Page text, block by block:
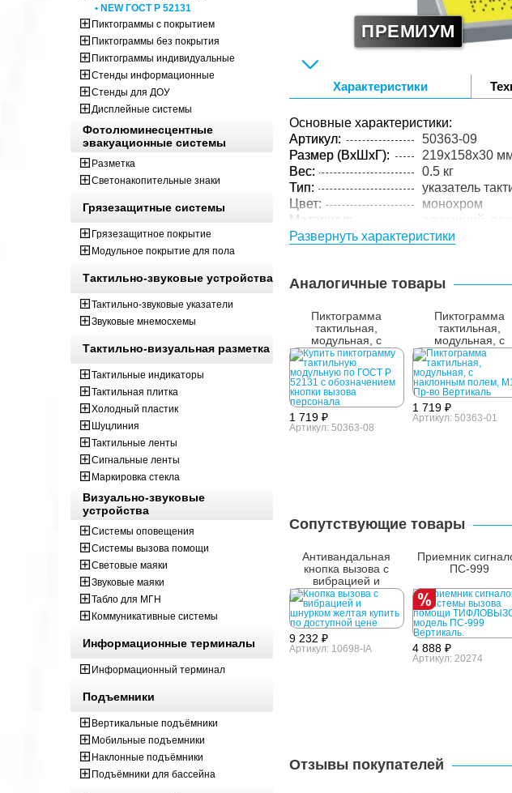
ПРЕМИУМ
Характеристики
Основные характеристики:
Артикул:
50363-09
Размер (ВxШxГ):
219x158x30
Вес:
0.5 кг
Тип:
указатель
Цвет:
монохром
Материал:
алюминий, пвх
Параметры упакованного товара:
Вес:
Кол-во изделий в
упаковке:
1 шт.
Развернуть характеристики
Аналогичные товары
Пиктограмма
тактильная,
модульная, с
наклонным полем,
М8
1 719 ₽
Артикул: 50363-08
Пиктограмма
тактильная,
модульная, с
наклонным
М1
1 719 ₽
Артикул: 50363-01
Сопутствующие товары
Антивандальная
кнопка вызова с
вибрацией и
шнурком желтая
9 232 ₽
Артикул: 10698-IA
Приемник
ПС-999
4 888 ₽
Артикул: 20274
Отзывы покупателей
• NEW ГОСТ Р 52131
Пиктограммы с покрытием
Пиктограммы без покрытия
Пиктограммы индивидуальные
Стенды информационные
Стенды для ДОУ
Дисплейные системы
Фотолюминесцентные
эвакуационные системы
Разметка
Светонакопительные знаки
Грязезащитные системы
Грязезащитное покрытие
Модульное покрытие для пола
Тактильно-звуковые устройства
Тактильно-звуковые указатели
Звуковые мнемосхемы
Тактильно-визуальная разметка
Тактильные индикаторы
Тактильная плитка
Холодный пластик
Шуцлиния
Тактильные ленты
Сигнальные ленты
Маркировка стекла
Визуально-звуковые
устройства
Системы оповещения
Системы вызова помощи
Световые маяки
Звуковые маяки
Табло для МГН
Коммуникативные системы
Информационные терминалы
Информационный терминал
Подъемники
Вертикальные подъёмники
Мобильные подъемники
Наклонные подъёмники
Подъёмники для бассейна